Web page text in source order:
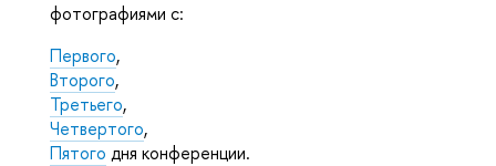
фотографиями с:
Первого,
Второго,
Третьего,
Четвертого,
Пятого дня конференции.